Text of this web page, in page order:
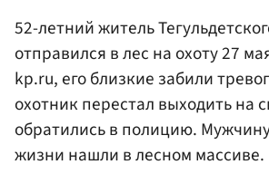
52-летний житель
отправился в лес на охоту 27
kp.ru, его близкие забили
охотник перестал выходить на
обратились в полицию.
жизни нашли в лесном массиве.